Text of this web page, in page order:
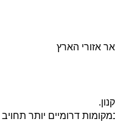
דרומיים יותר